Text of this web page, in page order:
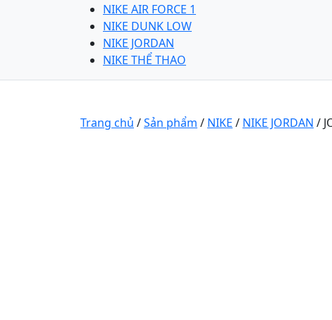
NIKE AIR FORCE 1
NIKE DUNK LOW
NIKE JORDAN
NIKE THỂ THAO
Trang chủ /Sản phẩm / NIKE / NIKE JORDAN /